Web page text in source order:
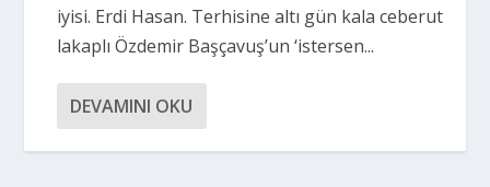
iyisi. Erdi Hasan. Terhisine altı gün kala ceberut
lakaplı Özdemir Başçavuş’un ‘istersen...
DEVAMINI OKU